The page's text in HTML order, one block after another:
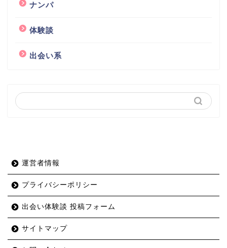
ナンパ
体験談
出会い系
運営者情報
プライバシーポリシー
出会い体験談 投稿フォーム
サイトマップ